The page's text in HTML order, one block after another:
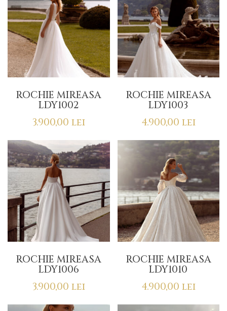
ROCHIE MIREASA
LDY1002
3.900,00 lei
ROCHIE MIREASA
LDY1003
4.900,00 lei
ROCHIE MIREASA
LDY1006
3.900,00 lei
ROCHIE MIREASA
LDY1010
4.900,00 lei